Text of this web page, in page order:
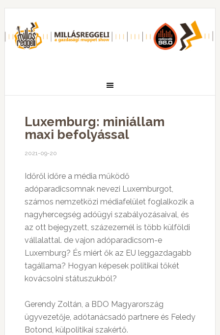
Luxemburg: miniállam
maxi befolyással
2021-09-20
Időről időre a média működő
adóparadicsomnak nevezi Luxemburgot,
számos nemzetközi médiafelület foglalkozik a
nagyhercegség adóügyi szabályozásaival, és
az ott bejegyzett, százezernél is több külföldi
vállalattal. de vajon adóparadicsom-e
Luxemburg? És miért ők az EU leggazdagabb
tagállama? Hogyan képesek politikai tőkét
kovácsolni státuszukból?
Gerendy Zoltán, a BDO Magyarország
ügyvezetője, adótanácsadó partnere és Feledy
Botond, külpolitikai szakértő.